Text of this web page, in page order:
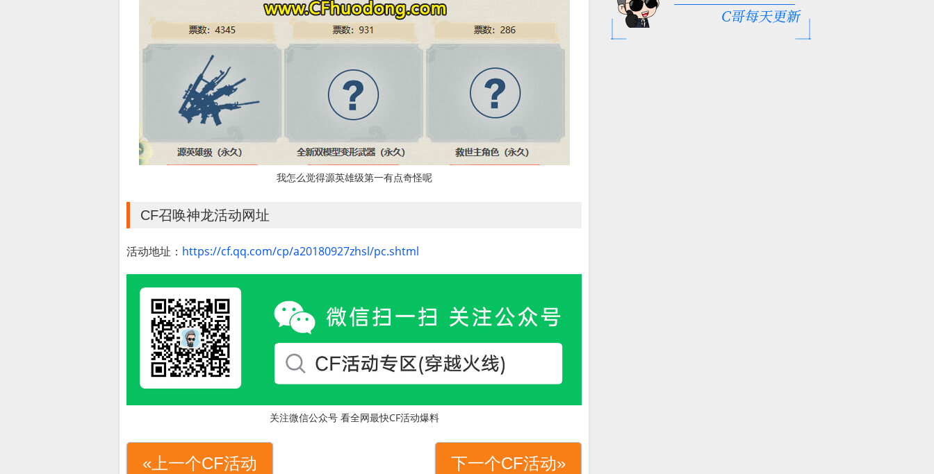
我怎么觉得源英雄级第一有点奇怪呢
CF召唤神龙活动网址
活动地址： https://cf.qq.com/cp/a20180927zhsl/pc.shtml
关注微信公众号 看全网最快CF活动爆料
«上一个CF活动 下一个CF活动»